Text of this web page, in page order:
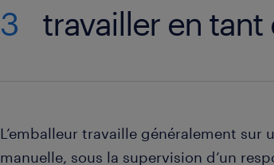
3 travailler en tant
L’emballeur travaille généralement sur
manuelle, sous la supervision d’un